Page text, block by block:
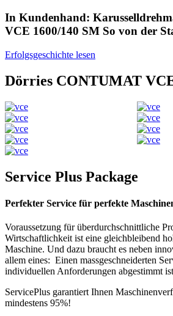
In Kundenhand:
VCE 1600/140 SM So von der
Erfolgsgeschichte lesen
Dörries CONTUMAT
Service Plus Package
Perfekter Service für perfekte
Voraussetzung für überdurchschnittliche
Wirtschaftlichkeit ist eine gleichbleibend
Maschine. Und dazu braucht es neben
allem eines: Einen massgeschneiderten
individuellen Anforderungen abgestimmt
ServicePlus garantiert Ihnen
mindestens 95%!